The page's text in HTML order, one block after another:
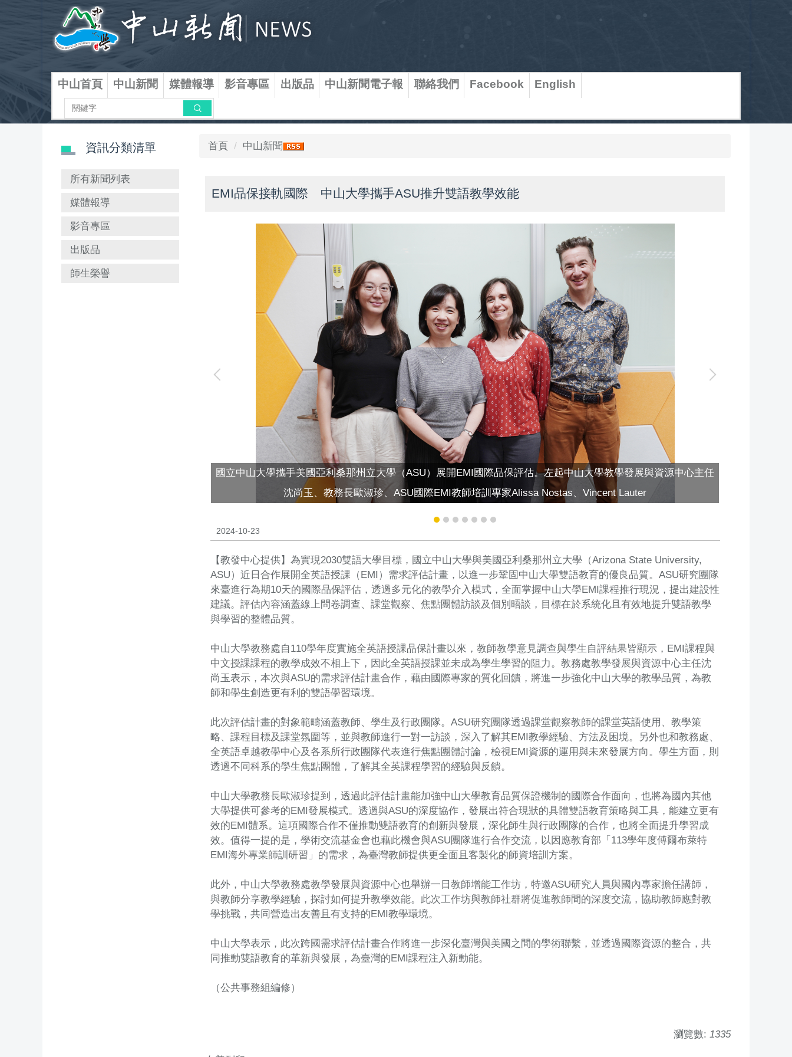
區
中山首頁 中山新聞 媒體報導 影音專區 出版品 中山新聞電子報 聯絡我們 Facebook English
搜尋
資訊分類清單
所有新聞列表
媒體報導
影音專區
出版品
師生榮譽
首頁 中山新聞
EMI品保接軌國際 中山大學攜手ASU推升雙語教學效能
國立中山大學攜手美國亞利桑那州立大學（ASU）展開EMI國際品保評估。左起中山大學教學發展與資源中心主任
沈尚玉、教務長歐淑珍、ASU國際EMI教師培訓專家Alissa Nostas、Vincent Lauter
2024-10-23
【教發中心提供】為實現2030雙語大學目標，國立中山大學與美國亞利桑那州立大學（Arizona State University,
ASU）近日合作展開全英語授課（EMI）需求評估計畫，以進一步鞏固中山大學雙語教育的優良品質。ASU研究團隊
來臺進行為期10天的國際品保評估，透過多元化的教學介入模式，全面掌握中山大學EMI課程推行現況，提出建設性
建議。評估內容涵蓋線上問卷調查、課堂觀察、焦點團體訪談及個別晤談，目標在於系統化且有效地提升雙語教學
與學習的整體品質。
中山大學教務處自110學年度實施全英語授課品保計畫以來，教師教學意見調查與學生自評結果皆顯示，EMI課程與
中文授課課程的教學成效不相上下，因此全英語授課並未成為學生學習的阻力。教務處教學發展與資源中心主任沈
尚玉表示，本次與ASU的需求評估計畫合作，藉由國際專家的質化回饋，將進一步強化中山大學的教學品質，為教
師和學生創造更有利的雙語學習環境。
此次評估計畫的對象範疇涵蓋教師、學生及行政團隊。ASU研究團隊透過課堂觀察教師的課堂英語使用、教學策
略、課程目標及課堂氛圍等，並與教師進行一對一訪談，深入了解其EMI教學經驗、方法及困境。另外也和教務處、
全英語卓越教學中心及各系所行政團隊代表進行焦點團體討論，檢視EMI資源的運用與未來發展方向。學生方面，則
透過不同科系的學生焦點團體，了解其全英課程學習的經驗與反饋。
中山大學教務長歐淑珍提到，透過此評估計畫能加強中山大學教育品質保證機制的國際合作面向，也將為國內其他
大學提供可參考的EMI發展模式。透過與ASU的深度協作，發展出符合現狀的具體雙語教育策略與工具，能建立更有
效的EMI體系。這項國際合作不僅推動雙語教育的創新與發展，深化師生與行政團隊的合作，也將全面提升學習成
效。值得一提的是，學術交流基金會也藉此機會與ASU團隊進行合作交流，以因應教育部「113學年度傅爾布萊特
EMI海外專業師訓研習」的需求，為臺灣教師提供更全面且客製化的師資培訓方案。
此外，中山大學教務處教學發展與資源中心也舉辦一日教師增能工作坊，特邀ASU研究人員與國內專家擔任講師，
與教師分享教學經驗，探討如何提升教學效能。此次工作坊與教師社群將促進教師間的深度交流，協助教師應對教
學挑戰，共同營造出友善且有支持的EMI教學環境。
中山大學表示，此次跨國需求評估計畫合作將進一步深化臺灣與美國之間的學術聯繫，並透過國際資源的整合，共
同推動雙語教育的革新與發展，為臺灣的EMI課程注入新動能。
（公共事務組編修）
瀏覽數: 1335